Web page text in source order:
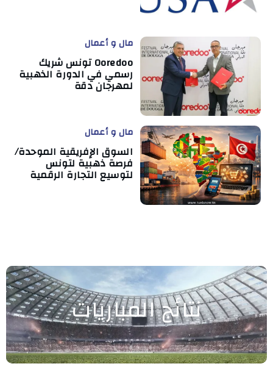
مال و أعمال
Ooredoo تونس شريك
رسمي في الدورة الذهبية
لمهرجان دقة
مال و أعمال
السوق الإفريقية الموحدة/
فرصة ذهبية لتونس
لتوسيع التجارة الرقمية
نتائج المباريات